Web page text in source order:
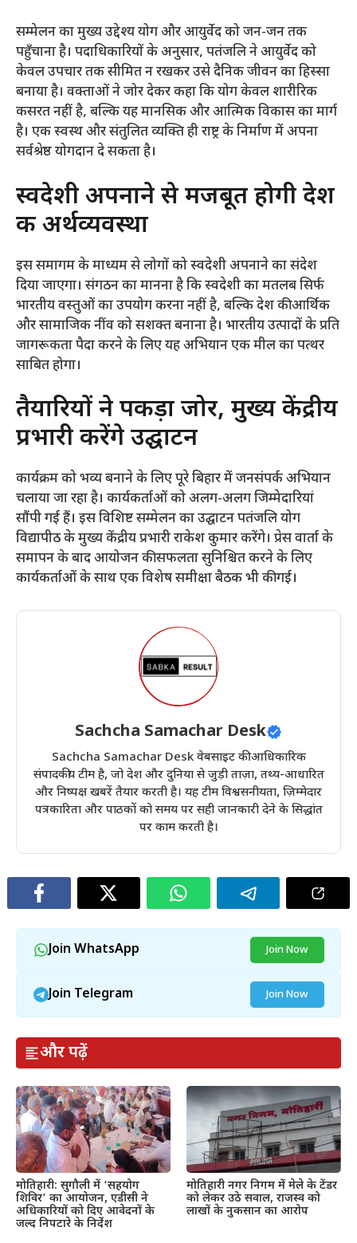
​सम्मेलन का मुख्य उद्देश्य योग और आयुर्वेद को जन-जन तक
पहुँचाना है। पदाधिकारियों के अनुसार, पतंजलि ने आयुर्वेद को
केवल उपचार तक सीमित न रखकर उसे दैनिक जीवन का हिस्सा
बनाया है। वक्ताओं ने जोर देकर कहा कि योग केवल शारीरिक
कसरत नहीं है, बल्कि यह मानसिक और आत्मिक विकास का मार्ग
है। एक स्वस्थ और संतुलित व्यक्ति ही राष्ट्र के निर्माण में अपना
सर्वश्रेष्ठ योगदान दे सकता है।
​स्वदेशी अपनाने से मजबूत होगी देश
की अर्थव्यवस्था
​इस समागम के माध्यम से लोगों को स्वदेशी अपनाने का संदेश
दिया जाएगा। संगठन का मानना है कि स्वदेशी का मतलब सिर्फ
भारतीय वस्तुओं का उपयोग करना नहीं है, बल्कि देश की आर्थिक
और सामाजिक नींव को सशक्त बनाना है। भारतीय उत्पादों के प्रति
जागरूकता पैदा करने के लिए यह अभियान एक मील का पत्थर
साबित होगा।
​तैयारियों ने पकड़ा जोर, मुख्य केंद्रीय
प्रभारी करेंगे उद्घाटन
​कार्यक्रम को भव्य बनाने के लिए पूरे बिहार में जनसंपर्क अभियान
चलाया जा रहा है। कार्यकर्ताओं को अलग-अलग जिम्मेदारियां
सौंपी गई हैं। इस विशिष्ट सम्मेलन का उद्घाटन पतंजलि योग
विद्यापीठ के मुख्य केंद्रीय प्रभारी राकेश कुमार करेंगे। प्रेस वार्ता के
समापन के बाद आयोजन की सफलता सुनिश्चित करने के लिए
कार्यकर्ताओं के साथ एक विशेष समीक्षा बैठक भी की गई।
Sachcha Samachar Desk
Sachcha Samachar Desk वेबसाइट की आधिकारिक
संपादकीय टीम है, जो देश और दुनिया से जुड़ी ताज़ा, तथ्य-आधारित
और निष्पक्ष खबरें तैयार करती है। यह टीम विश्वसनीयता, ज़िम्मेदार
पत्रकारिता और पाठकों को समय पर सही जानकारी देने के सिद्धांत
पर काम करती है।
Join WhatsApp Join Now
Join Telegram Join Now
और पढ़ें
मोतिहारी: सुगौली में ‘सहयोग
शिविर’ का आयोजन, एडीसी ने
अधिकारियों को दिए आवेदनों के
जल्द निपटारे के निर्देश
मोतिहारी नगर निगम में मेले के टेंडर
को लेकर उठे सवाल, राजस्व को
लाखों के नुकसान का आरोप